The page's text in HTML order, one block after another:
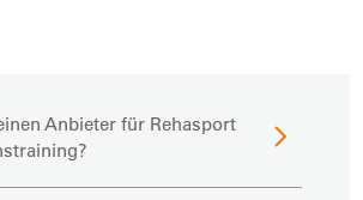
Anbieter für Rehasport